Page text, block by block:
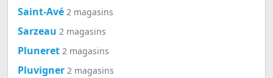
Saint-Avé 2 magasins
Sarzeau 2 magasins
Pluneret 2 magasins
Pluvigner 2 magasins